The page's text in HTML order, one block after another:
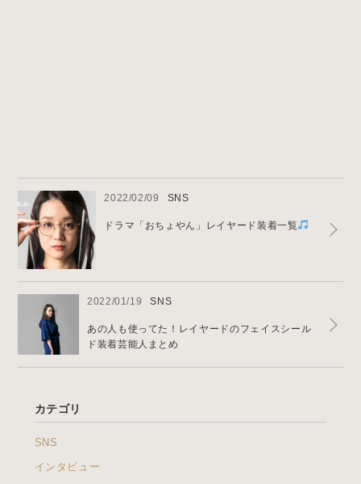
2022/02/09 SNS
ドラマ「おちょやん」レイヤード装着一覧
2022/01/19 SNS
あの人も使ってた！レイヤードのフェイスシール
ド装着芸能人まとめ
カテゴリ
SNS
インタビュー